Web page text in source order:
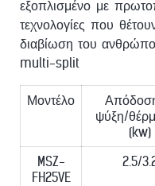
εξοπλισμένο με
τεχνολογίες που
διαβίωση του
multi-split
Μοντέλο
ψύξη/
(kw)
MSZ-
FH25VE
2.5/